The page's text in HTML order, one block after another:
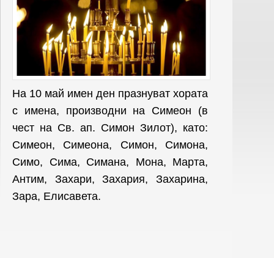
На 10 май имен ден празнуват хората
с имена, производни на Симеон (в
чест на Св. ап. Симон Зилот), като:
Симеон, Симеона, Симон, Симона,
Симо, Сима, Симана, Мона, Марта,
Антим, Захари, Захария, Захарина,
Зара, Елисавета.